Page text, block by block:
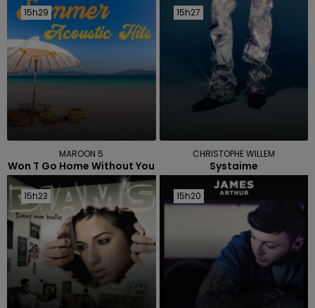
15h29
15h29
MAROON 5
Won T Go Home Without You
15h27
15h27
CHRISTOPHE WILLEM
Systaime
15h23
15h23 15h20
15h20